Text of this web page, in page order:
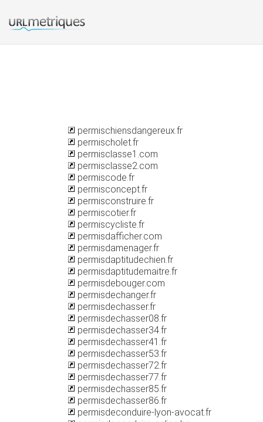
permischiensdangereux.fr
permischolet.fr
permisclasse1.com
permisclasse2.com
permiscode.fr
permisconcept.fr
permisconstruire.fr
permiscotier.fr
permiscycliste.fr
permisdafficher.com
permisdamenager.fr
permisdaptitudechien.fr
permisdaptitudemaitre.fr
permisdebouger.com
permisdechanger.fr
permisdechasser.fr
permisdechasser08.fr
permisdechasser34.fr
permisdechasser41.fr
permisdechasser53.fr
permisdechasser72.fr
permisdechasser77.fr
permisdechasser85.fr
permisdechasser86.fr
permisdeconduire-lyon-avocat.fr